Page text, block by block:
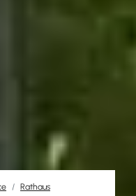
Rathaus